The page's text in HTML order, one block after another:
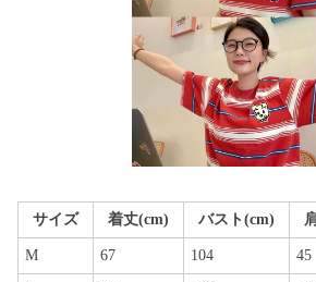
サイズ 着丈(cm) バスト(cm)
M 67 104 45